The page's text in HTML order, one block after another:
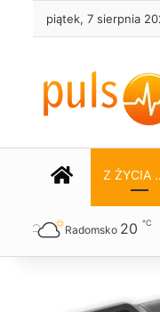
piątek, 7 sierpnia
STRONAZ ŻYCIA
Radomsko 20 ℃